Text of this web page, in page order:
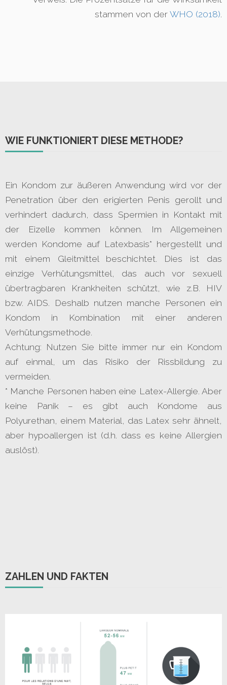
stammen von der WHO (2018).
WIE FUNKTIONIERT DIESE METHODE?
Ein Kondom zur äußeren Anwendung wird vor der
Penetration über den erigierten Penis gerollt und
verhindert dadurch, dass Spermien in Kontakt mit
der Eizelle kommen können. Im Allgemeinen
werden Kondome auf Latexbasis* hergestellt und
mit einem Gleitmittel beschichtet. Dies ist das
einzige Verhütungsmittel, das auch vor sexuell
übertragbaren Krankheiten schützt, wie z.B. HIV
bzw. AIDS. Deshalb nutzen manche Personen ein
Kondom in Kombination mit einer anderen
Verhütungsmethode.
Achtung: Nutzen Sie bitte immer nur ein Kondom
auf einmal, um das Risiko der Rissbildung zu
vermeiden.
* Manche Personen haben eine Latex-Allergie. Aber
keine Panik – es gibt auch Kondome aus
Polyurethan, einem Material, das Latex sehr ähnelt,
aber hypoallergen ist (d.h. dass es keine Allergien
auslöst).
ZAHLEN UND FAKTEN